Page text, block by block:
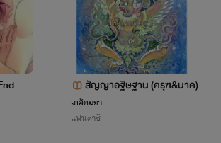
สัญญาอฐิษฐาน (ครุฑ&นาค)
เกล็ดมยา
แฟนตาซี